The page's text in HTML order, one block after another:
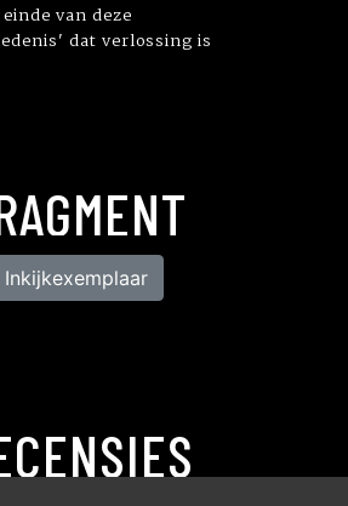
van deze
dat verlossing is
Inkijkexemplaar